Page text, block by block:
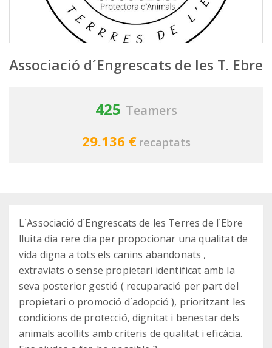
Associació d´Engrescats de les T. Ebre
425 Teamers
29.136 € recaptats
L`Associació d`Engrescats de les Terres de l`Ebre
lluita dia rere dia per propocionar una qualitat de
vida digna a tots els canins abandonats ,
extraviats o sense propietari identificat amb la
seva posterior gestió ( recuparació per part del
propietari o promoció d`adopció ), prioritzant les
condicions de protecció, dignitat i benestar dels
animals acollits amb criteris de qualitat i eficàcia.